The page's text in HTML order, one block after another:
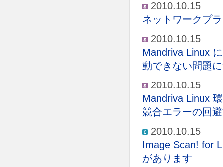
2010.10.15
ネットワークプ
2010.10.15
Mandriva Linux
動できない問題
2010.10.15
Mandriva Linux
競合エラーの回
2010.10.15
Image Scan! for
があります